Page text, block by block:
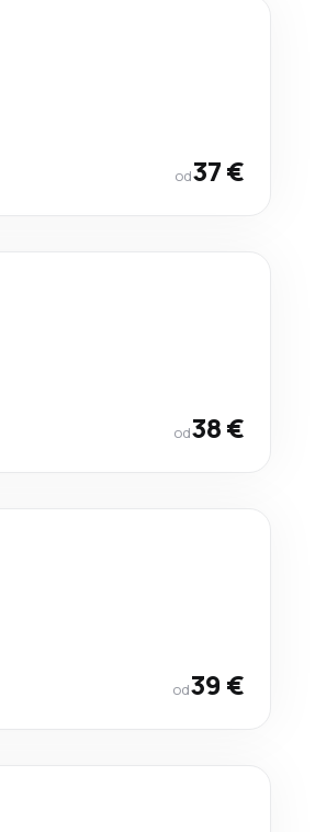
od37 €
od38 €
od39 €